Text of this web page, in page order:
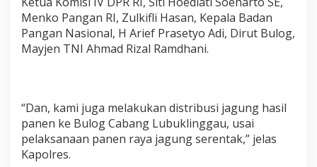
u
Menko Pangan RI, Zulkifli Hasan, Kepala Badan
Pangan Nasional, H Arief Prasetyo Adi, Dirut Bulog,
Mayjen TNI Ahmad Rizal Ramdhani.
“Dan, kami juga melakukan distribusi jagung hasil
panen ke Bulog Cabang Lubuklinggau, usai
pelaksanaan panen raya jagung serentak,” jelas
Kapolres.